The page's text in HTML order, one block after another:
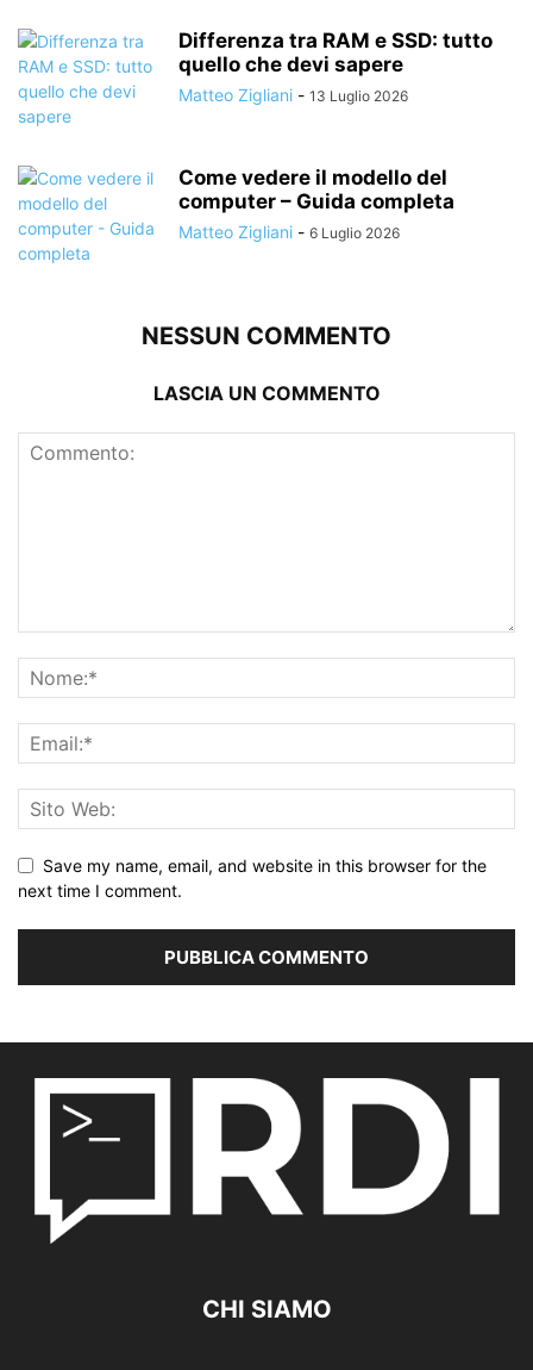
Differenza tra RAM e SSD: tutto
quello che devi sapere
Matteo Zigliani - 13 Luglio 2026
Come vedere il modello del
computer – Guida completa
Matteo Zigliani - 6 Luglio 2026
NESSUN COMMENTO
LASCIA UN COMMENTO
Save my name, email, and website in this browser for the
next time I comment.
CHI SIAMO